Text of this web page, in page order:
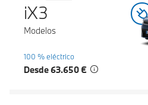
iX3
Modelos
100 % eléctrico
Desde 63.650 €